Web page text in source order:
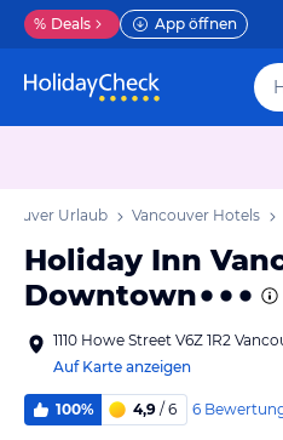
% Deals App öffnen
Urlaub Vancouver Hotels
Holiday Inn
Downtown
1110 Howe Street V6Z 1R2
Auf Karte anzeigen
100% 4,9 / 6 6